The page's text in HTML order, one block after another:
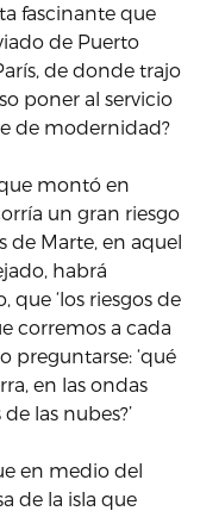
fascinante que
de Puerto
de donde trajo
poner al servicio
de modernidad?
montó en
un gran riesgo
de Marte, en aquel
habrá
‘los riesgos de
corremos a cada
preguntarse: ‘qué
en las ondas
las nubes?’
en medio del
de la isla que